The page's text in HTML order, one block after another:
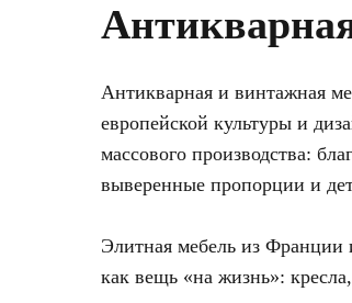
Антикварная и винтажная
европейской культуры и
массового производства:
выверенные пропорции и
Элитная мебель из
как вещь «на жизнь»: